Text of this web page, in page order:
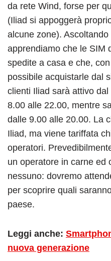
da rete Wind, forse per
(Iliad si appoggerà
alcune zone).
apprendiamo che le SIM
spedite a casa e che,
possibile acquistarle dal
clienti Iliad sarà attivo
8.00 alle 22.00, mentre
dalle 9.00 alle 20.00. La
Iliad, ma viene tariffata
operatori.
un operatore in carne ed
nessuno: dovremo
per scoprire quali
paese.
Leggi anche:
nuova generazione